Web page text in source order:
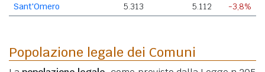
Sant'Omero
5.313 5.112 -3,8%
Popolazione legale dei Comuni